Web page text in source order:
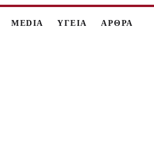
MEDIA ΥΓΕΙΑ ΑΡΘΡΑ